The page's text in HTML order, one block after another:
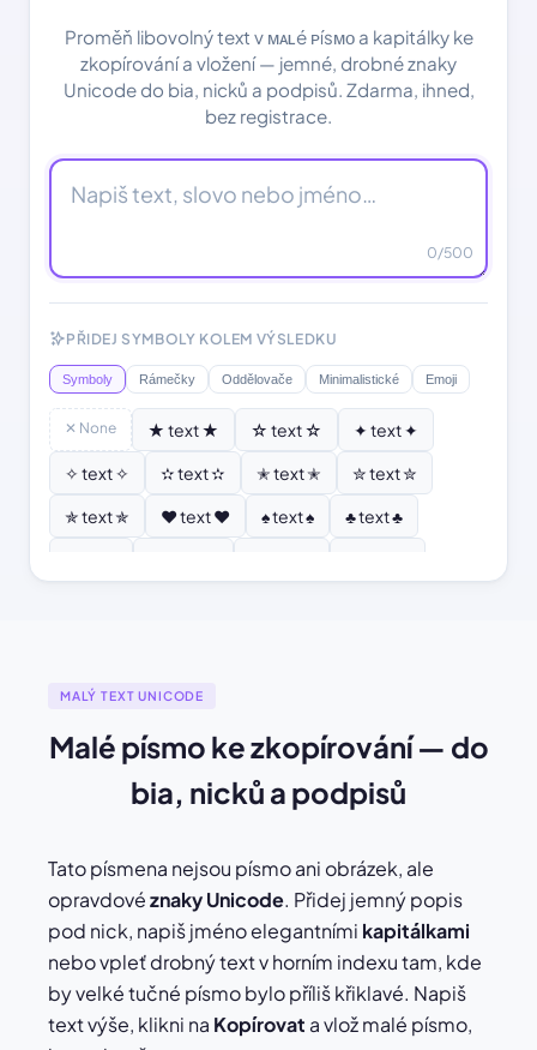
Proměň libovolný text v ᴍᴀʟé ᴘísᴍᴏ a kapitálky ke
zkopírování a vložení — jemné, drobné znaky
Unicode do bia, nicků a podpisů. Zdarma, ihned,
bez registrace.
0/500
PŘIDEJ SYMBOLY KOLEM VÝSLEDKU
Symboly Rámečky Oddělovače Minimalistické Emoji
✕ None ★ text ★ ☆ text ☆
✦ text ✦
✧ text ✧
✫ text ✫ ✭ text ✭
✮ text ✮
✯ text ✯
♥ text ♥ ♠ text ♠
♣ text ♣
♫ text ♫
⚘ text ⚘
MALÝ TEXT UNICODE
Malé písmo ke zkopírování — do
bia, nicků a podpisů
Tato písmena nejsou písmo ani obrázek, ale
opravdovéznaky Unicode. Přidej jemný popis
pod nick, napiš jméno elegantními kapitálkami
nebo vpleť drobný text v horním indexu tam, kde
by velké tučné písmo bylo příliš křiklavé. Napiš
text výše, klikni na Kopírovat a vlož malé písmo,